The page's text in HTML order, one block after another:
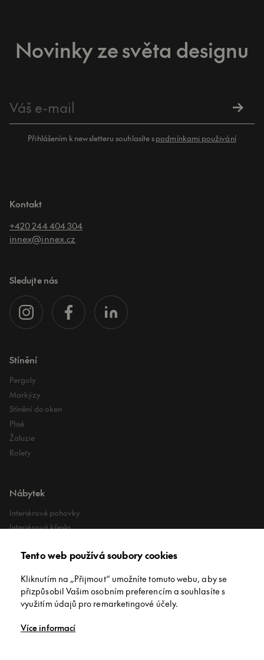
Novinky ze světa designu
Přihlášením k newsletteru souhlasíte spodmínkami použivání
Kontakt
+420 244 404 304
innex@innex.cz
Sledujte nás
Stínění
Pergoly
Markýzy
Stínění do oken
Plisé
Žaluzie
Rolety
Nábytek
Interiérové pohovky
Interiérová křesla
Lehátka
Exteriérové pufy
O společnosti
Tento web používá soubory cookies
Kliknutím na „Přijmout“ umožníte tomuto webu, aby se
přizpůsobil Vašim osobním preferencím a souhlasíte s
využitím údajů pro remarketingové účely.
Více informací